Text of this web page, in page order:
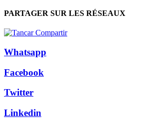
PARTAGER SUR LES RÉSEAUX
Whatsapp
Facebook
Twitter
Linkedin